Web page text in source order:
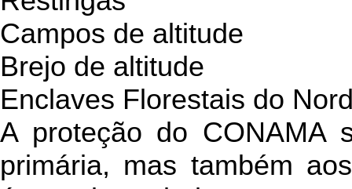
Campos de altitude
Brejo de altitude
Enclaves Florestais do
A proteção do CONAMA
primária, mas também